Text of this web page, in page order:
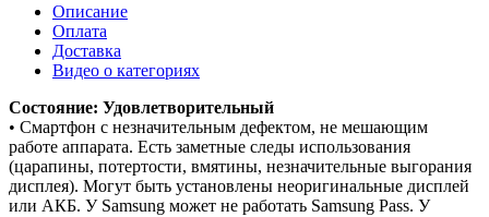
Описание
Оплата
Доставка
Видео о категориях
Состояние: Удовлетворительный
• Смартфон с незначительным дефектом, не мешающим
работе аппарата. Есть заметные следы использования
(царапины, потертости, вмятины, незначительные выгорания
дисплея). Могут быть установлены неоригинальные дисплей
или АКБ. У Samsung может не работать Samsung Pass. У